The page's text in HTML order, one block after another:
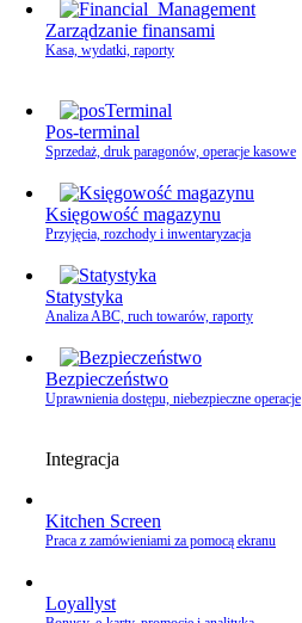
Zarządzanie finansami
Kasa, wydatki, raporty
Pos-terminal
Sprzedaż, druk paragonów, operacje kasowe
Księgowość magazynu
Przyjęcia, rozchody i inwentaryzacja
Statystyka
Analiza ABC, ruch towarów, raporty
Bezpieczeństwo
Uprawnienia dostępu, niebezpieczne operacje
Integracja
Kitchen Screen
Praca z zamówieniami za pomocą ekranu
Loyallyst